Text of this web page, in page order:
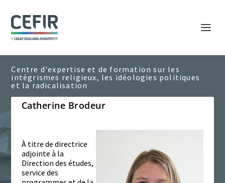
Catherine Brodeur
À titre de directrice
adjointe à la
Direction des études,
service des